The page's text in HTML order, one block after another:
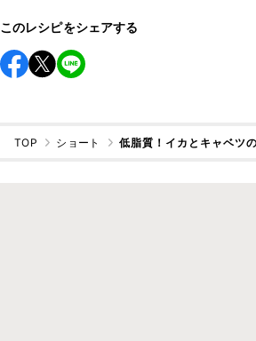
このレシピをシェアする
TOP ショート 低脂質！イカとキャベツ